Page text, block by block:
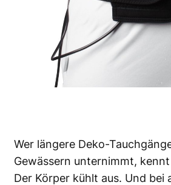
Wer längere Deko-
Gewässern unternimmt,
Der Körper kühlt aus. Und bei